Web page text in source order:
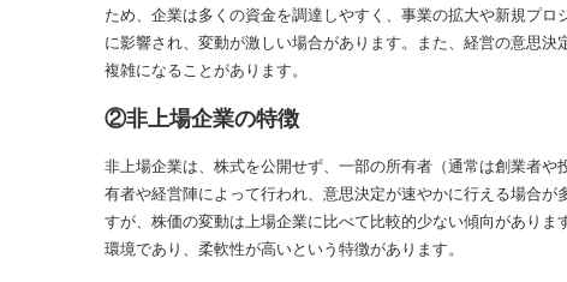
ため、企業は多くの資金を調達しやすく、事業の拡大や新規プ
に影響され、変動が激しい場合があります。また、経営の意思
複雑になることがあります。
②非上場企業の特徴
非上場企業は、株式を公開せず、一部の所有者（通常は創業者
有者や経営陣によって行われ、意思決定が速やかに行える場合
すが、株価の変動は上場企業に比べて比較的少ない傾向があり
環境であり、柔軟性が高いという特徴があります。